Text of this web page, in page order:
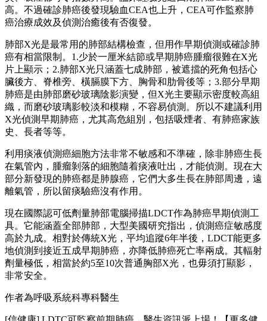
高。不過確診肺癌後發現驗血CEA也上升，CEA可作監察肺
癌治療成效及偵測治癒後有否復發。
肺部X光是最常用的肺部結構檢查，但用作早期偵測或確診肺
癌有相當限制。1.少於一厘米結節或早期肺癌腫瘤很難在X光
片上顯示；2.肺部X光只涵蓋七成肺部，被遮擋的死角包括心
臟後方、脊椎旁、橫膈膜下方、胸骨和肋骨後等；3.部分早期
肺癌是由肺部磨砂玻璃陰影演變，但X光主要顯示密度較高組
織，而磨砂玻璃影較淡和模糊，不容易偵測。所以不建議利用
X光偵測早期肺癌，尤其高危組別，包括吸煙者、有肺癌家族
史、長者等等。
利用痰液偵測癌細胞方法非常不敏感和不準確，除非肺癌生長
在氣管內，腫瘤剝落的細胞隨着痰液吐出，才能偵測。現在大
部分新發現的肺癌都是肺腺癌，它們大多生長在肺部周邊，遠
離氣管，所以留痰驗癌沒有作用。
現在國際認可低劑量肺部電腦掃描LDCT作為肺癌早期偵測工
具。它能涵蓋全部肺部，大型美國研究指出，偵測癌症敏感度
高於九成。相對於傳統X光，平均追蹤6年半後，LDCT能更多
地偵測到接近五成早期肺癌，亦降低肺癌死亡率兩成。其輻射
劑量極低，相當於約5至10次普通胸部X光，也毋須打顯影，
非常安全。
作者為呼吸系統科專科醫生